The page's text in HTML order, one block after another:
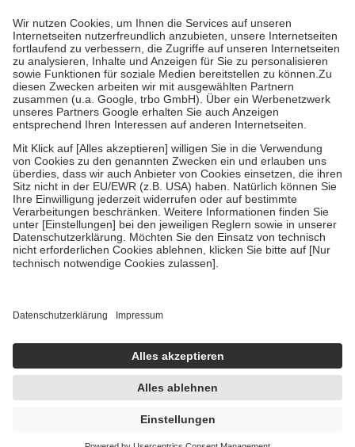
höchstens zehn Euro.
Es sind jedoch nie mehr als die tatsächlichen
Kosten der Leistung zu entrichten.
Diese Regeln gelten grundsätzlich auch für Online-Apotheken.
Bei Heilmitteln und häuslicher Krankenpflege beträgt die
Zuzahlung zehn Prozent der Kosten sowie zehn Euro je
Verordnung.
Um das Engagement der Versicherten für ihre eigene Gesundheit zu
stärken und die besondere Stellung der Familie zu unterstützen,
fallenkeine Zuzahlungenan bei:
• Kindern und Jugendlichen bis zum vollendeten 18. Lebensjahr
mit Ausnahme der Fahrkosten
• Untersuchungen zur Vorsorge und Früherkennung, die von der
GKV getragen werden
• empfohlenen Schutzimpfungen
• Harn- und Blutteststreifen
getroffen, um sicherzustellen, dass es sich um echte Bewertungen
https://help.etrusted.com/hc/de/articles/4419944605341
Einige Bilder und Inhalte wurden unter Zuhilfenahme künstlicher